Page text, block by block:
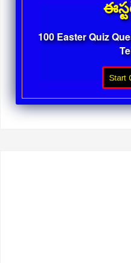
100 Easter Quiz
Start